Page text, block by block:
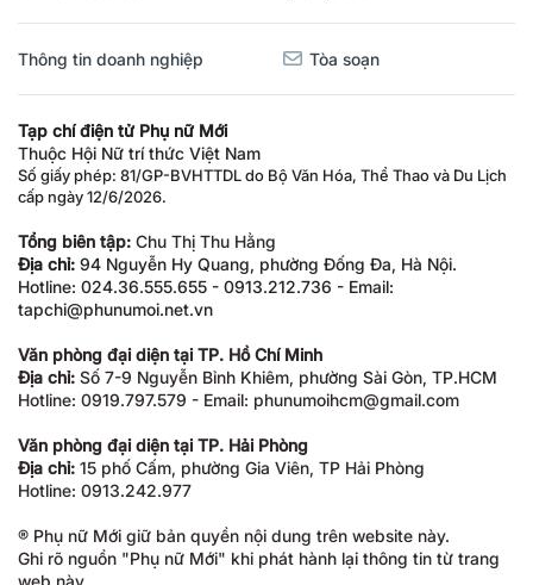
Thông tin doanh nghiệp Tòa soạn
Tạp chí điện tử Phụ nữ Mới
Thuộc Hội Nữ trí thức Việt Nam
Số giấy phép: 81/GP-BVHTTDL do Bộ Văn Hóa, Thể Thao và Du Lịch
cấp ngày 12/6/2026.
Tổng biên tập: Chu Thị Thu Hằng
Địa chỉ: 94 Nguyễn Hy Quang, phường Đống Đa, Hà Nội.
Hotline: 024.36.555.655 - 0913.212.736 - Email:
tapchi@phunumoi.net.vn
Văn phòng đại diện tại TP. Hồ Chí Minh
Địa chỉ: Số 7-9 Nguyễn Bỉnh Khiêm, phường Sài Gòn, TP.HCM
Hotline: 0919.797.579 - Email: phunumoihcm@gmail.com
Văn phòng đại diện tại TP. Hải Phòng
Địa chỉ: 15 phố Cấm, phường Gia Viên, TP Hải Phòng
Hotline: 0913.242.977
® Phụ nữ Mới giữ bản quyền nội dung trên website này.
Ghi rõ nguồn "Phụ nữ Mới" khi phát hành lại thông tin từ trang